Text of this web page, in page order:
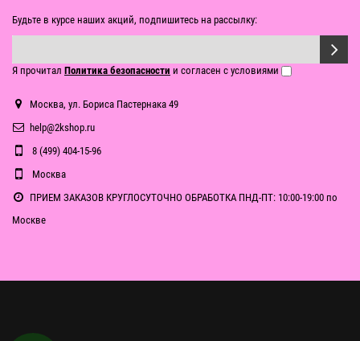
Будьте в курсе наших акций, подпишитесь на рассылку:
Я прочитал Политика безопасности и согласен с условиями
Москва, ул. Бориса Пастернака 49
help@2kshop.ru
8 (499) 404-15-96
Москва
ПРИЕМ ЗАКАЗОВ КРУГЛОСУТОЧНО ОБРАБОТКА ПНД-ПТ: 10:00-19:00 по
Москве